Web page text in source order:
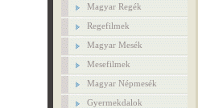
Magyar Regék
Regefilmek
Magyar Mesék
Mesefilmek
Magyar Népmesék
Gyermekdalok